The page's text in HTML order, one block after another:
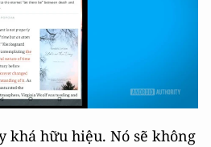
khá hữu hiệu. Nó sẽ không